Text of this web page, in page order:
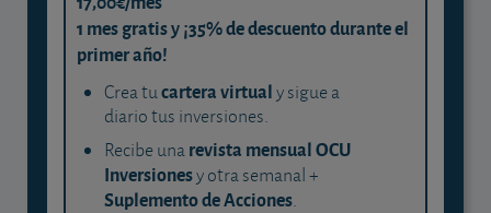
1 mes gratis y ¡35% de descuento durante el
primer año!
Crea tucartera virtualy sigue a
diario tus inversiones.
Recibe unarevista mensual OCU
Inversionesy otra semanal +
Suplemento de Acciones.